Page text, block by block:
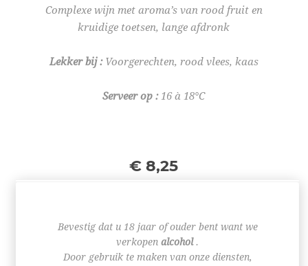
Complexe wijn met aroma’s van rood fruit en
kruidige toetsen, lange afdronk
Lekker bij:Voorgerechten, rood vlees, kaas
Serveer op :16 à 18°C
€ 8,25
-
Bevestig dat u 18 jaar of ouder bent want we
verkopen alcohol.
Door gebruik te maken van onze diensten,